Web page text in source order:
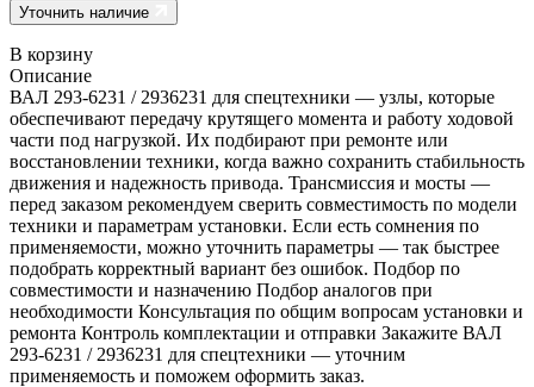
Уточнить наличие
В корзину
Описание
ВАЛ 293-6231 / 2936231 для спецтехники — узлы, которые
обеспечивают передачу крутящего момента и работу ходовой
части под нагрузкой. Их подбирают при ремонте или
восстановлении техники, когда важно сохранить стабильность
движения и надежность привода. Трансмиссия и мосты —
перед заказом рекомендуем сверить совместимость по модели
техники и параметрам установки. Если есть сомнения по
применяемости, можно уточнить параметры — так быстрее
подобрать корректный вариант без ошибок. Подбор по
совместимости и назначению Подбор аналогов при
необходимости Консультация по общим вопросам установки и
ремонта Контроль комплектации и отправки Закажите ВАЛ
293-6231 / 2936231 для спецтехники — уточним
применяемость и поможем оформить заказ.